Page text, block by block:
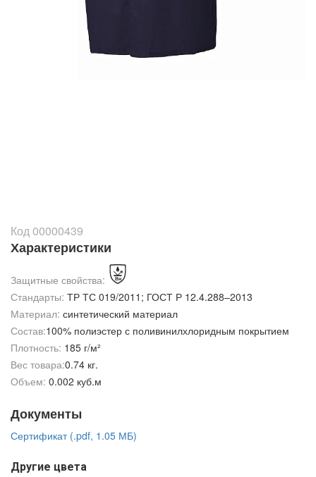
Код 00000439
Характеристики
Защитные свойства:
Стандарты: ТР ТС 019/2011; ГОСТ Р 12.4.288–2013
Материал: синтетический материал
Состав:100% полиэстер с поливинилхлоридным покрытием
Плотность: 185 г/м²
Вес товара:0.74 кг.
Объем: 0.002 куб.м
Документы
Сертификат (.pdf, 1.05 МБ)
Другие цвета